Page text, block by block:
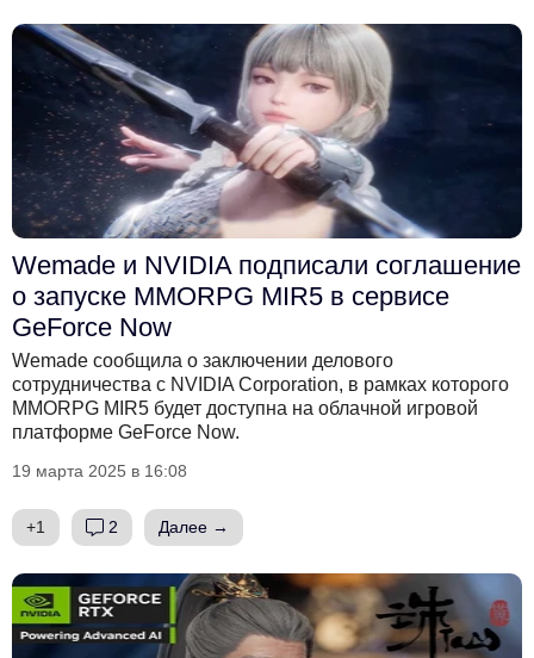
Wemade и NVIDIA подписали соглашение
о запуске MMORPG MIR5 в сервисе
GeForce Now
Wemade сообщила о заключении делового
сотрудничества с NVIDIA Corporation, в рамках которого
MMORPG MIR5 будет доступна на облачной игровой
платформе GeForce Now.
19 марта 2025 в 16:08
+1 2 Далее →